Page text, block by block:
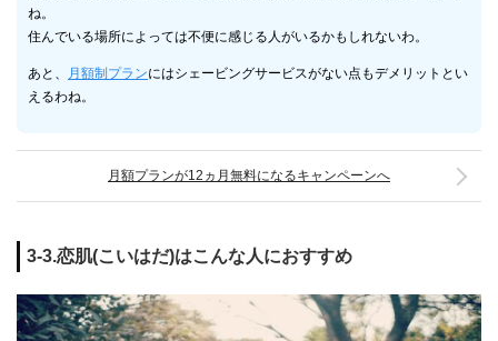
ね。
住んでいる場所によっては不便に感じる人がいるかもしれないわ。
あと、 月額制プランにはシェービングサービスがない点もデメリットとい
えるわね。
月額プランが12ヵ月無料になるキャンペーンへ
3-3.恋肌(こいはだ)はこんな人におすすめ